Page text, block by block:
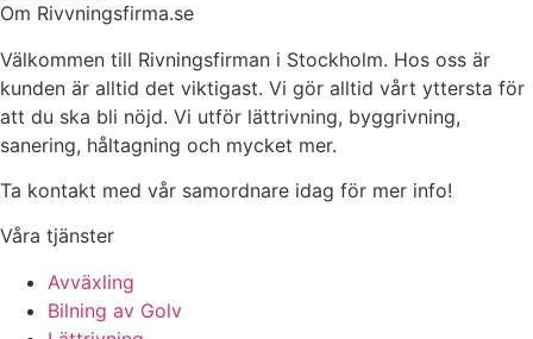
Om Rivvningsfirma.se
Välkommen till Rivningsfirman i Stockholm. Hos oss är
kunden är alltid det viktigast. Vi gör alltid vårt yttersta för
att du ska bli nöjd. Vi utför lättrivning, byggrivning,
sanering, håltagning och mycket mer.
Ta kontakt med vår samordnare idag för mer info!
Våra tjänster
Avväxling
Bilning av Golv